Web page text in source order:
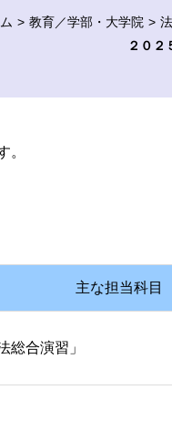
教育／学部・大学院
２０２
。
主な担当科目
総合演習」